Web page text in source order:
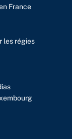
France
les régies